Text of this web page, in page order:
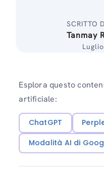
SCRITTO
Tanmay
Esplora questo
artificiale:
ChatGPT
Modalità AI di